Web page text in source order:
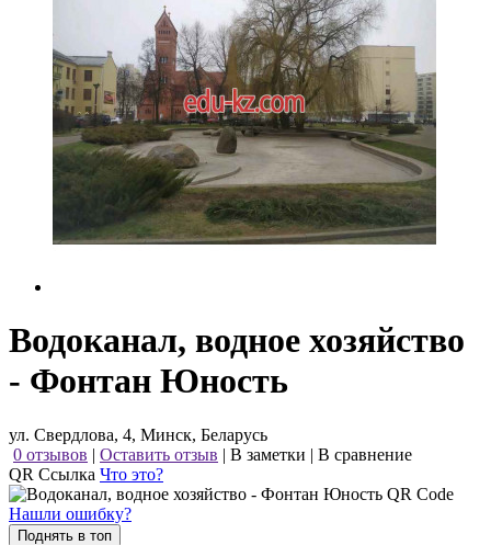
Водоканал, водное хозяйство
- Фонтан Юность
ул. Свердлова, 4, Минск, Беларусь
0 отзывов | Оставить отзыв | В заметки | В сравнение
QR Ссылка Что это?
Нашли ошибку?
Поднять в топ